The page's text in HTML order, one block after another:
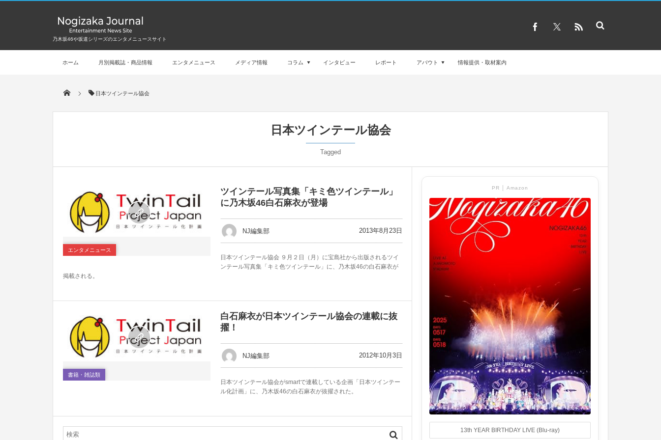
乃木坂46や坂道シリーズのエンタメニュースサイト
ホーム 月別掲載誌・商品情報 エンタメニュース メディア情報 コラム インタビュー レポート アバウト 情報提供・取材案内
日本ツインテール協会
日本ツインテール協会
Tagged
エンタメニュース
0
ツインテール写真集「キミ色ツインテール」
に乃木坂46白石麻衣が登場
NJ編集部 2013年8月23日
日本ツインテール協会 ９月２日（月）に宝島社から出版されるツイ
ンテール写真集「キミ色ツインテール」に、乃木坂46の白石麻衣が
掲載される。
書籍・雑誌類
0
白石麻衣が日本ツインテール協会の連載に抜
擢！
NJ編集部 2012年10月3日
日本ツインテール協会がsmartで連載している企画「日本ツインテー
ル化計画」に、乃木坂46の白石麻衣が抜擢された。
PR │ Amazon
13th YEAR BIRTHDAY LIVE (Blu-ray)